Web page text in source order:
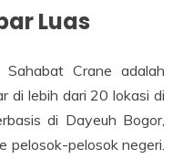
Luas
Crane adalah
di lebih dari 20 lokasi di
di Dayeuh Bogor,
pelosok-pelosok negeri.